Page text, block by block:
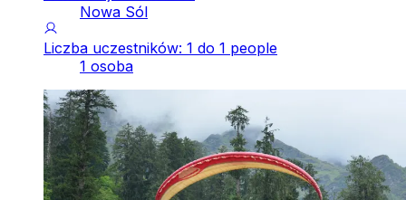
Nowa Sól
Liczba uczestników: 1 do 1 people
1 osoba